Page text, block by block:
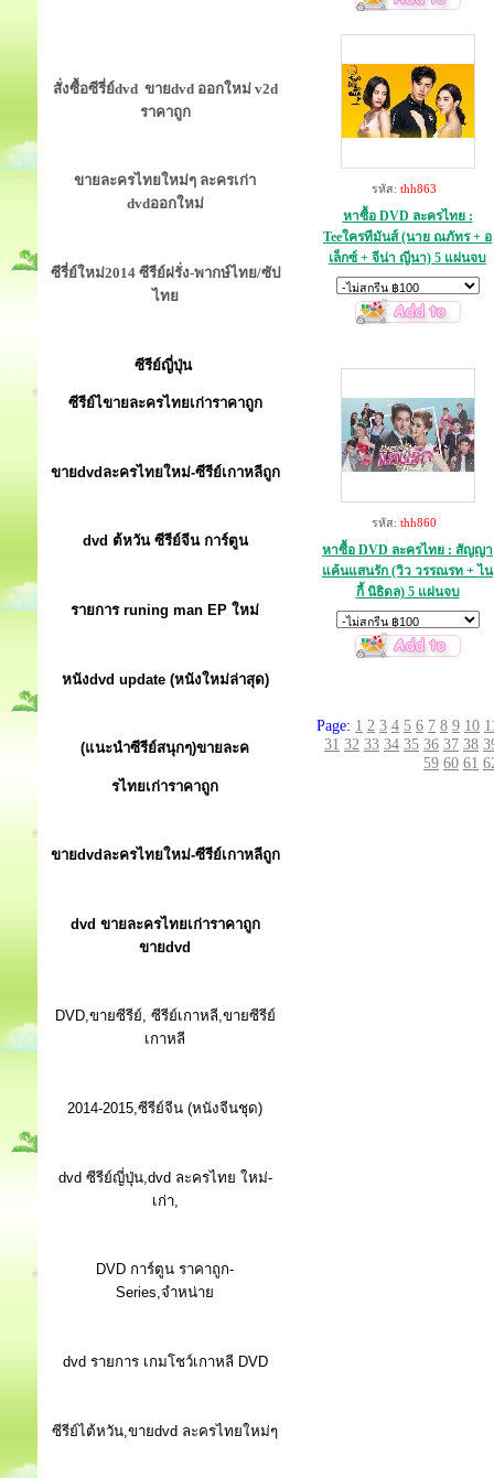
สั่งซื้อซีรี่ย์dvd ขายdvd ออกใหม่ v2d
ราคาถูก
ขายละครไทยใหม่ๆ ละครเก่า
dvdออกใหม่
ซีรี่ย์ใหม่2014 ซีรีย์ฝรั่ง-พากษ์ไทย/ซัป
ไทย
ซีรีย์ญี่ปุ่น
ซีรีย์ไขายละครไทยเก่าราคาถูก
ขายdvdละครไทยใหม่-ซีรีย์เกาหลีถูก
dvd ต้หวัน ซีรีย์จีน การ์ตูน
รายการ runing man EP ใหม่
หนังdvd update (หนังใหม่ล่าสุด)
(แนะนำซีรีย์สนุกๆ)ขายละค
รไทยเก่าราคาถูก
ขายdvdละครไทยใหม่-ซีรีย์เกาหลีถูก
dvd ขายละครไทยเก่าราคาถูก
ขายdvd
DVD,ขายซีรีย์, ซีรีย์เกาหลี,ขายซีรีย์
เกาหลี
2014-2015,ซีรีย์จีน (หนังจีนชุด)
dvd ซีรีย์ญี่ปุ่น,dvd ละครไทย ใหม่-
เก่า,
DVD การ์ตูน ราคาถูก-
Series,จำหน่าย
dvd รายการ เกมโชว์เกาหลี DVD
ซีรีย์ไต้หวัน,ขายdvd ละครไทยใหม่ๆ
รหัส: thh863
หาซื้อ DVD ละครไทย :
Teeใครทีมันส์ (นาย ณภัทร + อ
เล็กซ์ + จีน่า ญีนา) 5 แผ่นจบ
รหัส: thh860
หาซื้อ DVD ละครไทย : สัญญา
แค้นแสนรัก (วิว วรรณรท + ไน
กี้ นิธิดล) 5 แผ่นจบ
Page: 1 2 3 4 5 6 7 8 9 10
31 32 33 34 35 36 37 38
59 60 61